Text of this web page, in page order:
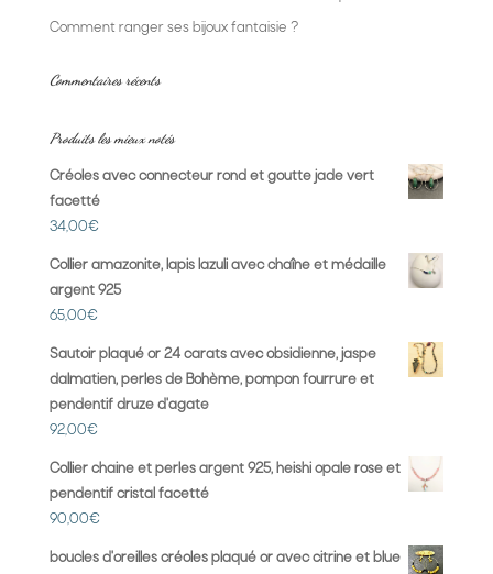
Comment ranger ses bijoux fantaisie ?
Commentaires récents
Produits les mieux notés
Créoles avec connecteur rond et goutte jade vert
facetté
34,00€
Collier amazonite, lapis lazuli avec chaîne et médaille
argent 925
65,00€
Sautoir plaqué or 24 carats avec obsidienne, jaspe
dalmatien, perles de Bohème, pompon fourrure et
pendentif druze d'agate
92,00€
Collier chaine et perles argent 925, heishi opale rose et
pendentif cristal facetté
90,00€
boucles d'oreilles créoles plaqué or avec citrine et blue